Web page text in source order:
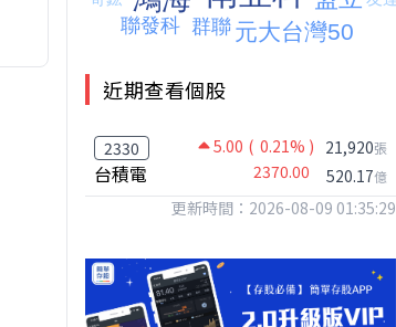
近期查看個股
2330 5.00 ( 0.21% )
台積電 2370.00
21,920張
520.17億
更新時間：2026-08-09 01:35:29